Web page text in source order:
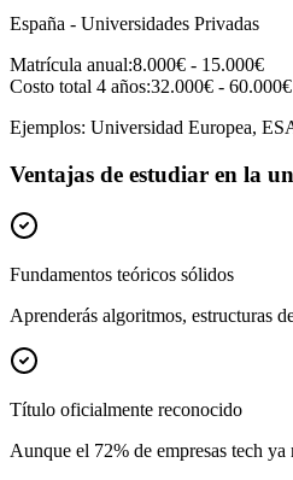
España - Universidades Privadas
Matrícula anual:8.000€ - 15.000€
Costo total 4 años:32.000€ - 60.000€
Ejemplos: Universidad Europea,
Ventajas de estudiar en la
Fundamentos teóricos sólidos
Aprenderás algoritmos, estructuras
Título oficialmente reconocido
Aunque el 72% de empresas tech